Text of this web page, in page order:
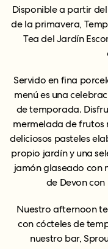
Disponible a partir
de la primavera,
Tea del Jardín
Servido en fina
menú es una
de temporada.
mermelada de frutos
deliciosos pasteles
propio jardín y una
jamón glaseado con
de Devon
Nuestro afternoon
con cócteles de
nuestro bar,